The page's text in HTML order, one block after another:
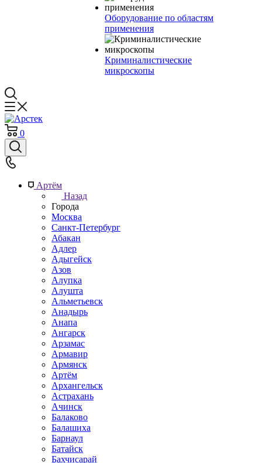
Оборудование по областям
применения
Криминалистические
микроскопы
0
Артём
Назад
Города
Москва
Санкт-Петербург
Абакан
Адлер
Адыгейск
Азов
Алупка
Алушта
Альметьевск
Анадырь
Анапа
Ангарск
Арзамас
Армавир
Армянск
Артём
Архангельск
Астрахань
Ачинск
Балаково
Балашиха
Барнаул
Батайск
Бахчисарай